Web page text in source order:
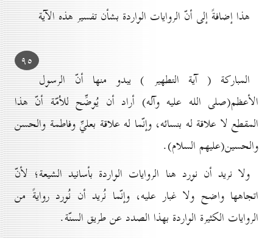
هذا إضافةً إلى أنّ الروايات الواردة بشأن تفسير هذه الآية
۹٥
المباركة ( آية التطهير ) يبدو منها أنّ الرسول
الأعظم(صلى الله عليه وآله) أراد أن يُوضِّح للاُمّة أنّ هذا
المقطع لا علاقة له بنسائه، وإنّما له علاقة بعليِّ وفاطمة والحسن
والحسين(عليهم السلام).
ولا نريد أن نورد هنا الروايات الواردة بأسانيد الشيعة؛ لأنّ
اتجاهها واضح ولا غبار عليه، وإنّما نُريد أن نُورد روايةً من
الروايات الكثيرة الواردة بهذا الصدد عن طريق السنّة.